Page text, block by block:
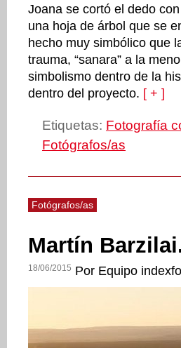
Joana se cortó el dedo
una hoja de árbol que se
hecho muy simbólico que
trauma, “sanara” a la
simbolismo dentro de la
dentro del proyecto. [ + ]
Etiquetas: Fotografía
Fotógrafos/as
Fotógrafos/as
Martín
18/06/2015 Por Equipo